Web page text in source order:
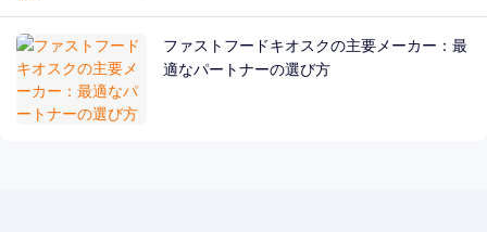
ファストフードキオスクの主要メーカー：最
適なパートナーの選び方